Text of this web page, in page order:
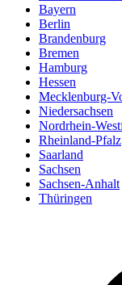
Bayern
Berlin
Brandenburg
Bremen
Hamburg
Hessen
Mecklenburg-
Niedersachsen
Nordrhein-
Rheinland-Pfalz
Saarland
Sachsen
Sachsen-Anhalt
Thüringen